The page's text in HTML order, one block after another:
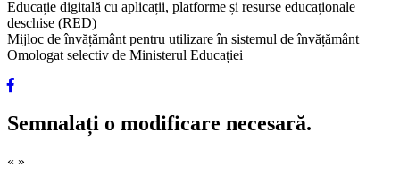
Educație digitală cu aplicații, platforme și resurse educaționale
deschise (RED)
Mijloc de învățământ pentru utilizare în sistemul de învățământ
Omologat selectiv de Ministerul Educației
Semnalați o modificare necesară.
« »